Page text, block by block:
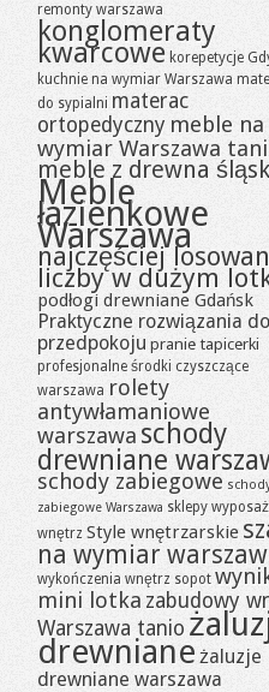
remonty warszawa
konglomeraty
kwarcowe korepetycje
kuchnie na wymiar Warszawa
do sypialni materac
ortopedyczny meble na
wymiar Warszawa
meble z drewna
Meble
łazienkowe
Warszawa
najczęściej
liczby w dużym
podłogi drewniane Gdańsk
Praktyczne rozwiązania do
przedpokoju pranie tapicerki
profesjonalne środki czyszczące
warszawa rolety
antywłamaniowe
warszawa schody
drewniane
schody zabiegowe
zabiegowe Warszawa sklepy
wnętrz Style wnętrzarskie
na wymiar
wykończenia wnętrz sopot
mini lotka zabudowy
Warszawa tanio
drewniane żaluzje
drewniane warszawa